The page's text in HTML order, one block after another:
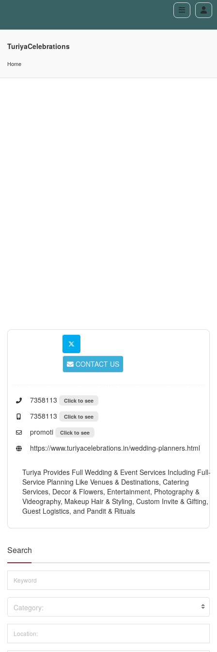
TuriyaCelebrations
Home
CONTACT US
7358113 Click to see
7358113 Click to see
promoti Click to see
https://www.turiyacelebrations.in/wedding-planners.html
Turiya Provides Full Wedding & Event Services Including Full-
Service Planning Like Venues & Destinations, Catering
Services, Decor & Flowers, Entertainment, Photography &
Videography, Makeup Hair & Styling, Custom Invite & Gifting,
Guest Logistics, and Pandit & Rituals
Search
Category: